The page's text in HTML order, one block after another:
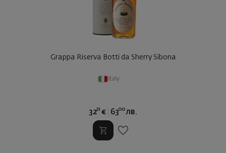
Grappa Riserva Botti da Sherry Sibona
Italy
3221 € 6300 лв.